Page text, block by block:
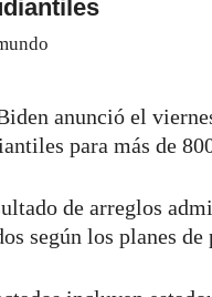
anunció el
para más de
de arreglos
según los planes